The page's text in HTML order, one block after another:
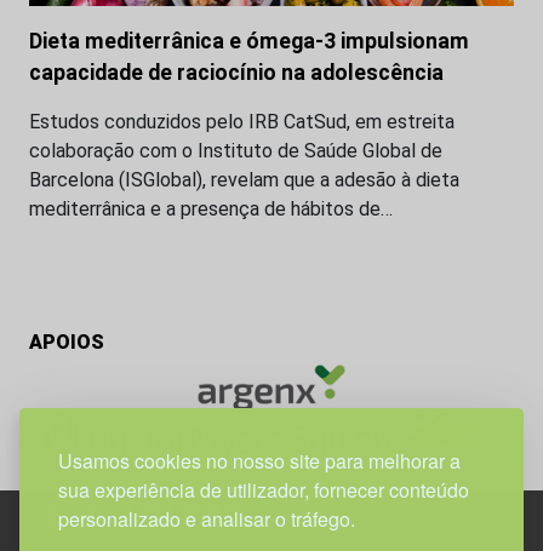
Usamos cookies no nosso site para melhorar a
sua experiência de utilizador, fornecer conteúdo
personalizado e analisar o tráfego.
Dieta mediterrânica e ómega-3 impulsionam
capacidade de raciocínio na adolescência
Estudos conduzidos pelo IRB CatSud, em estreita
colaboração com o Instituto de Saúde Global de
Barcelona (ISGlobal), revelam que a adesão à dieta
mediterrânica e a presença de hábitos de…
APOIOS